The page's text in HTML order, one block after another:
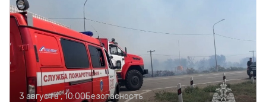
3 августа , 10:00Безопасность